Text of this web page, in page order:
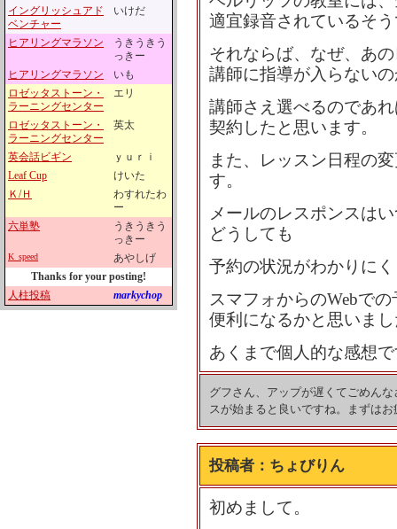
イングリッシュアド
ベンチャー
いけだ
ヒアリングマラソン
うきうきう
っきー
ヒアリングマラソン
いも
ロゼッタストーン・
ラーニングセンター
エリ
ロゼッタストーン・
ラーニングセンター
英太
英会話ビギン
ｙｕｒｉ
Leaf Cup
けいた
Ｋ/Ｈ
わすれたわ
ー
六単塾
うきうきう
っきー
K_speed
あやしげ
Thanks for your posting!
人柱投稿
markychop
適宜録音されているそ
それならば、なぜ、あ
講師に指導が入らない
講師さえ選べるのであ
契約したと思います。
また、レッスン日程の
す。
メールのレスポンスは
どうしても
予約の状況がわかりに
スマフォからのWebで
便利になるかと思いま
あくまで個人的な感想
グフさん、アップが遅くてごめん
スが始まると良いですね。まずは
投稿者： ちょびりん
初めまして。